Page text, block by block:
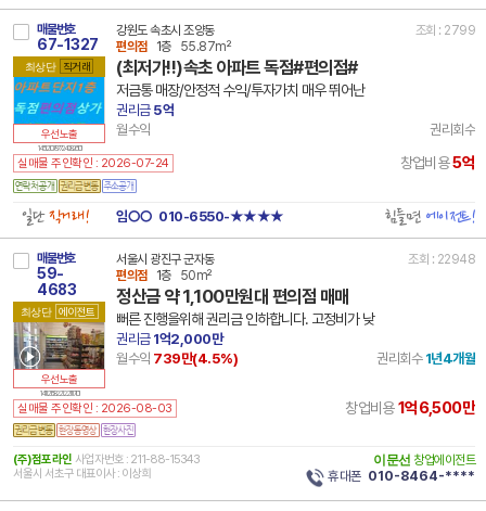
매물번호
67-1327
최상단 직거래
우선노출
14 51210 7877 240826 101
강원도 속초시 조양동
조회 : 2799
편의점
1층 55.87m²
(최저가!!)속초 아파트 독점#편의점#
저금통 매장/안정적 수익/투자가치 매우 뛰어난
권리금5억
월수익
권리회수
실매물 주인확인 : 2026-07-24 창업비용5억
일단직거래! 임○○ 010-6550-★★★★ 힘들면에이전트!
매물번호
59-
4683
최상단 에이전트
우선노출
14 11215 8221 221117 101
서울시 광진구 군자동
조회 : 22948
편의점
1층 50m²
정산금 약 1,100만원대 편의점 매매
뻐른 진행을위해 권리금 인하합니다. 고정비가 낮
권리금1억2,000만
월수익 739만(4.5%) 권리회수 1년4개월
실매물 주인확인 : 2026-08-03 창업비용1억6,500만
(주)점포라인 사업자번호 : 211-88-15343
서울시 서초구 대표이사 : 이상희
이문선 창업에이전트
휴대폰 010-8464-****